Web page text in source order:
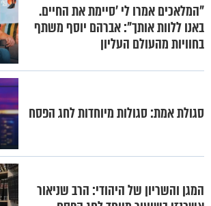
"המלאכים אמרו לי 'סיימת את החיים.
באנו ללוות אותך": אברהם יוסף משתף
בחוויות מהעולם העליון
סגולת אמת: סגולות מיוחדות לחג הפסח
המגן והשריון של היהודי: הרב שניאור